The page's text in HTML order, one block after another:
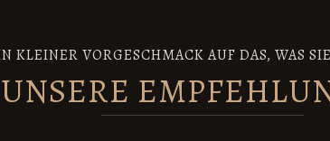
KLEINER VORGESCHMACK AUF DAS, WAS
UNSERE